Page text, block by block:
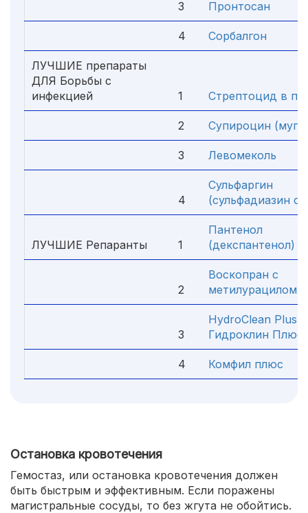
3 Пронтосан
4 Сорбалгон
ЛУЧШИЕ препараты
ДЛЯ Борьбы с
инфекцией
1 Стрептоцид в
2 Супироцин
3 Левомеколь
4
Сульфаргин
(сульфадиазин
ЛУЧШИЕ Репаранты 1
Пантенол
(декспантенол)
2
Воскопран с
метилурацилом
3
HydroClean Plus /
Гидроклин Плюс
4 Комфил плюс
Остановка кровотечения
Гемостаз, или остановка кровотечения должен
быть быстрым и эффективным. Если поражены
магистральные сосуды, то без жгута не обойтись.